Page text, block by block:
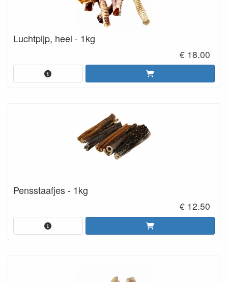
Luchtpijp, heel - 1kg
€ 18.00
Pensstaafjes - 1kg
€ 12.50